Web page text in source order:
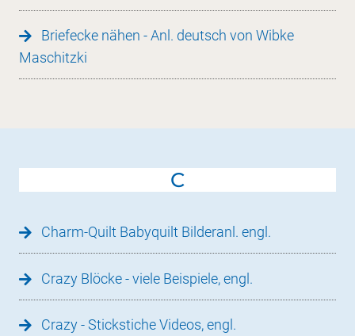
Briefecke nähen - Anl. deutsch von Wibke
Maschitzki
C
Charm-Quilt Babyquilt Bilderanl. engl.
Crazy Blöcke - viele Beispiele, engl.
Crazy - Stickstiche Videos, engl.